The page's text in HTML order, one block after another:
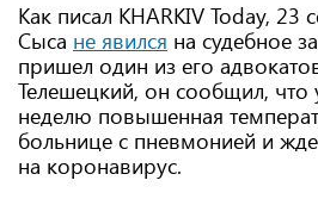
Как писал KHARKIV Today, 23
Сыса не явился на судебное
пришел один из его
Телешецкий, он сообщил,
неделю повышенная
больнице с пневмонией и
на коронавирус.